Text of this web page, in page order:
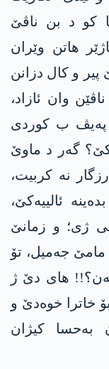
کو د بن ناڤێ
دا وە دەستپێکری 9 باژێر ھاتن وێران
و کال دزانن
وان ئازاد،
پەیڤ ب کوردی
گەر د ماوێ
نە کربیت،
ئالییەکێ،
ژی؛ و زمانێ
مامێ جەمیل، تۆ
های دێ ژ
خاترا خوەدێ و
بەحسا کیژان